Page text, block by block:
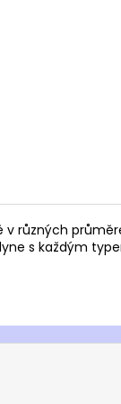
různých
s každým